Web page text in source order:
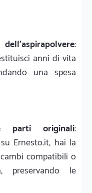
:
anni di vita
una spesa
parti originali:
Ernesto.it, hai la
compatibili o
le